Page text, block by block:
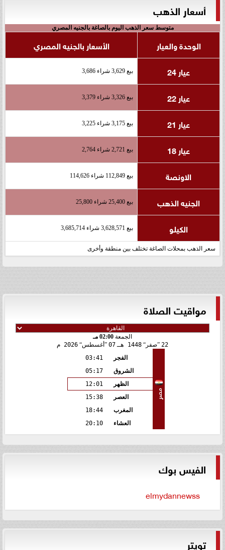
أسعار الذهب
متوسط سعر الذهب اليوم بالصاغة بالجنيه المصري
الوحدة والعيار
الأسعار بالجنيه المصري
عيار 24
بيع 3,629 شراء 3,686
عيار 22 بيع 3,326 شراء 3,379
عيار 21 بيع 3,175 شراء 3,225
عيار 18 بيع 2,721 شراء 2,764
الاونصة بيع 112,849 شراء 114,626
الجنيه الذهب بيع 25,400 شراء 25,800
الكيلو بيع 3,628,571 شراء 3,685,714
سعر الذهب بمحلات الصاغة تختلف بين منطقة وأخرى
مواقيت الصلاة
الجمعة 02:00 مـ
22 صفر 1448 هـ 07 أغسطس 2026 م
مصر
الفجر
03:41
الشروق
05:17
الظهر
12:01
العصر
15:38
المغرب
18:44
العشاء
20:10
الفيس بوك
elmydannewss
تويتر